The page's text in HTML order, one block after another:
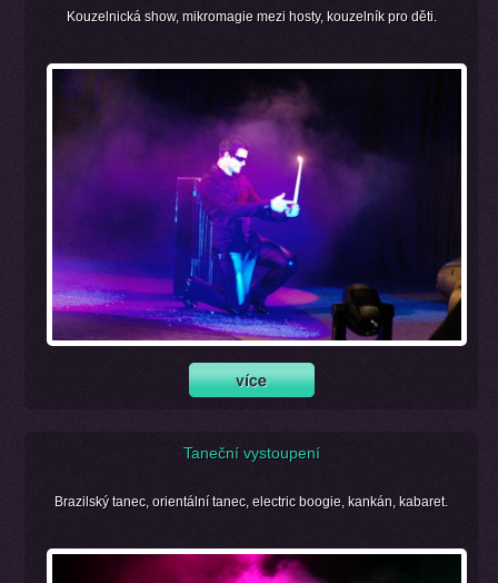
Kouzelnická show, mikromagie mezi hosty, kouzelník pro děti.
Taneční vystoupení
Brazilský tanec, orientální tanec, electric boogie, kankán, kabaret.